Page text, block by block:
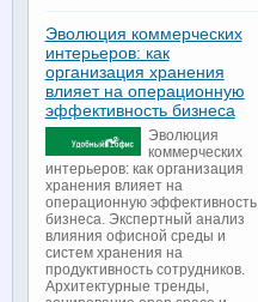
Эволюция коммерческих
интерьеров: как
организация хранения
влияет на операционную
эффективность бизнеса
Эволюция
коммерческих
интерьеров: как организация
хранения влияет на
операционную эффективность
бизнеса. Экспертный анализ
влияния офисной среды и
систем хранения на
продуктивность сотрудников.
Архитектурные тренды,